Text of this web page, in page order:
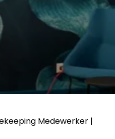
Medewerker |